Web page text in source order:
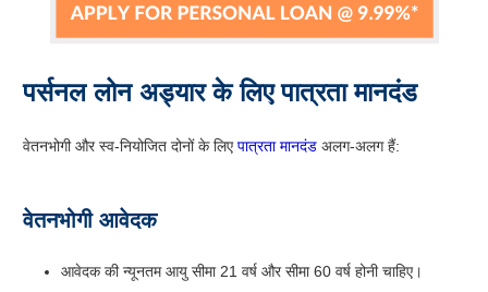
पर्सनल लोन अड्यार के लिए पात्रता मानदंड
वेतनभोगी और स्व-नियोजित दोनों के लिएपात्रता मानदंड अलग-अलग हैं:
वेतनभोगी आवेदक
आवेदक की न्यूनतम आयु सीमा 21 वर्ष और सीमा 60 वर्ष होनी चाहिए।